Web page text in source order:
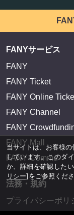
FANYサービス
FANY
FANY Ticket
FANY Online
FANY Channel
FANY
FANY Mall
FANY Commu
法務・規約
プライバシーポリ
当サイトは、お客様
しています。このダ
か、詳細を確認したい
リシー]をご参照くださ